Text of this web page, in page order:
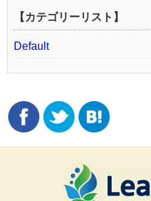
【カテゴリーリスト】
Default